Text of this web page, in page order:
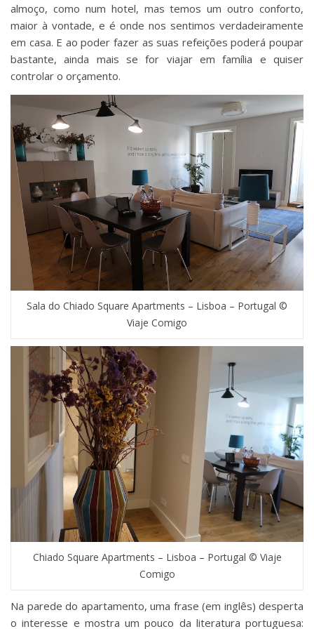
almoço, como num hotel, mas temos um outro conforto,
maior à vontade, e é onde nos sentimos verdadeiramente
em casa. E ao poder fazer as suas refeições poderá poupar
bastante, ainda mais se for viajar em família e quiser
controlar o orçamento.
Sala do Chiado Square Apartments – Lisboa – Portugal ©
Viaje Comigo
Chiado Square Apartments – Lisboa – Portugal © Viaje
Comigo
Na parede do apartamento, uma frase (em inglês) desperta
o interesse e mostra um pouco da literatura portuguesa: